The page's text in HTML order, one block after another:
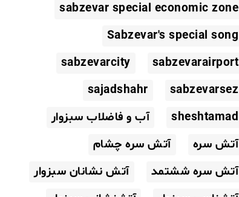
sabzevar special economic zone
Sabzevar's special song
sabzevarairport
sabzevarcity
sabzevarsez
sajadshahr
sheshtamad
آب و فاضلاب سبزوار
آتش سره
آتش سره چشام
آتش سره ششتمد
آتش نشانان سبزوار